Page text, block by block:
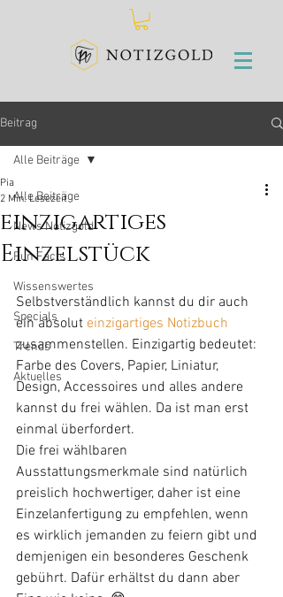
Beitrag
Alle Beiträge
News Notizgold
Fun Facts
Wissenswertes
Specials
Trends
Aktuelles
Alle Beiträge
einzigartiges
Einzelstück
Pia
2 Min. Lesezeit
Selbstverständlich kannst du dir auch
ein absolut einzigartiges Notizbuch
zusammenstellen. Einzigartig bedeutet:
Farbe des Covers, Papier, Liniatur,
Design, Accessoires und alles andere
kannst du frei wählen. Da ist man erst
einmal überfordert.
Die frei wählbaren
Ausstattungsmerkmale sind natürlich
preislich hochwertiger, daher ist eine
Einzelanfertigung zu empfehlen, wenn
es wirklich jemanden zu feiern gibt und
demjenigen ein besonderes Geschenk
gebührt. Dafür erhältst du dann aber